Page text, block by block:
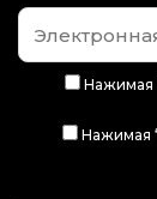
Нажимая
Нажимая